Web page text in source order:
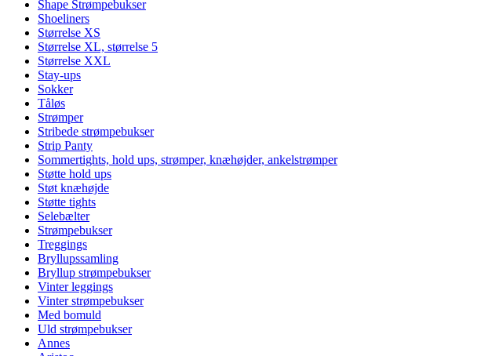
Shape Strømpebukser
Shoeliners
Størrelse XS
Størrelse XL, størrelse 5
Størrelse XXL
Stay-ups
Sokker
Tåløs
Strømper
Stribede strømpebukser
Strip Panty
Sommertights, hold ups, strømper, knæhøjder, ankelstrømper
Støtte hold ups
Støt knæhøjde
Støtte tights
Selebælter
Strømpebukser
Treggings
Bryllupssamling
Bryllup strømpebukser
Vinter leggings
Vinter strømpebukser
Med bomuld
Uld strømpebukser
Annes